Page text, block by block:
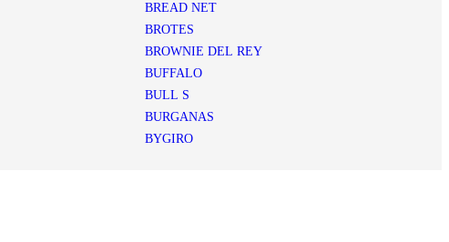
BREAD NET
BROTES
BROWNIE DEL REY
BUFFALO
BULL S
BURGANAS
BYGIRO